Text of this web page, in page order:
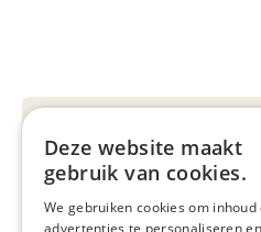
Regionaal
Deze website maakt
gebruik van cookies.
We gebruiken cookies om inhoud
advertenties te personaliseren